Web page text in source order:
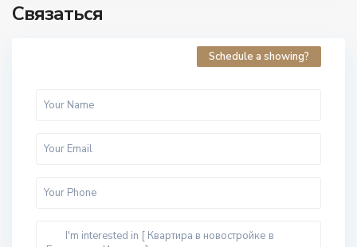
Связаться
Schedule a showing?